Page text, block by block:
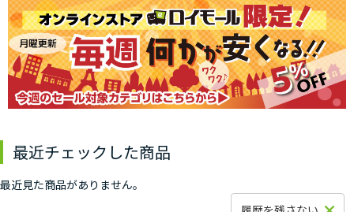
最近チェックした商品
最近見た商品がありません。